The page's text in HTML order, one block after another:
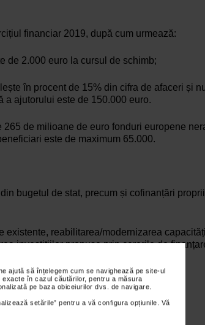
ajută să înțelegem cum se navighează pe site-ul
în cazul căutărilor, pentru a măsura
pe baza obiceiurilor dvs. de navigare.
setările” pentru a vă configura opțiunile. Vă
financiar 2019, după cum urmează:
de 2.000 euro la cursul de schimb;
în procent de 15% din cifra de afaceri și
a ajutorului este de 150.000 euro.
de milioane de euro fonduri europene
este de maximum 65.000.
bugetul de stat, precum și cofinanțări
reabilitarea/modernizarea
investițiilor propuse prin cererile de